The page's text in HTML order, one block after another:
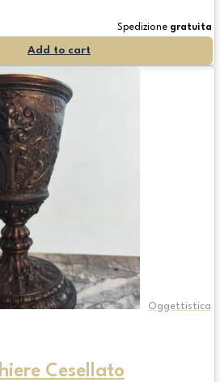
Spedizione gratuita
Add to cart
Oggettistica
Cesellato